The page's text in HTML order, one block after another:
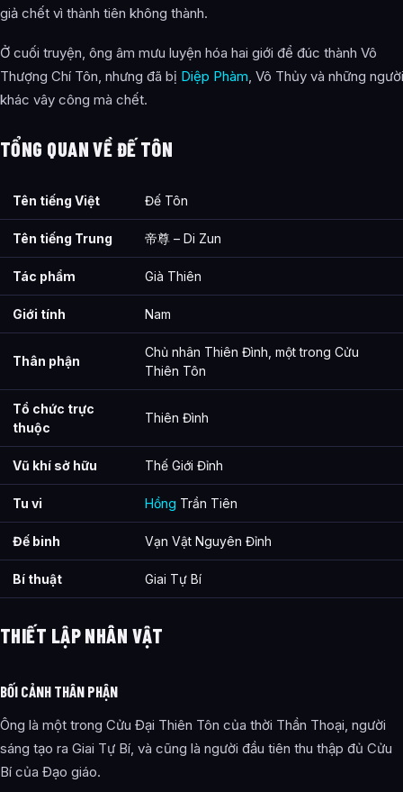
giả chết vì thành tiên không thành.
Ở cuối truyện, ông âm mưu luyện hóa hai giới để đúc thành Vô
Thượng Chí Tôn, nhưng đã bị Diệp Phàm, Vô Thủy và những người
khác vây công mà chết.
TỔNG QUAN VỀ ĐẾ TÔN
Tên tiếng Việt Đế Tôn
Tên tiếng Trung 帝尊 – Di Zun
Tác phẩm Già Thiên
Giới tính Nam
Thân phận
Chủ nhân Thiên Đình, một trong Cửu
Thiên Tôn
Tổ chức trực
thuộc
Thiên Đình
Vũ khí sở hữu Thế Giới Đỉnh
Tu vi Hồng Trần Tiên
Đế binh Vạn Vật Nguyên Đỉnh
Bí thuật Giai Tự Bí
THIẾT LẬP NHÂN VẬT
BỐI CẢNH THÂN PHẬN
Ông là một trong Cửu Đại Thiên Tôn của thời Thần Thoại, người
sáng tạo ra Giai Tự Bí, và cũng là người đầu tiên thu thập đủ Cửu
Bí của Đạo giáo.